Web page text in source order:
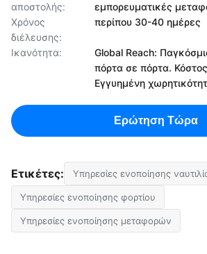
αποστολής:
εμπορευματικές
Χρόνος
διέλευσης:
περίπου 30-40 ημέρες
Ικανότητα:
Global Reach:
πόρτα σε πόρτα.
Εγγυημένη
Ερώτηση Τώρα
Ετικέτες: Υπηρεσίες ενοποίησης
Υπηρεσίες ενοποίησης φορτίου
Υπηρεσίες ενοποίησης μεταφορών